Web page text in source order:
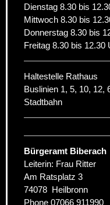
Dienstag 8.30 bis
Mittwoch 8.30 bis
Donnerstag 8.30 bis
Freitag 8.30 bis 12.30
Haltestelle Rathaus
Buslinien 1, 5, 10, 12,
Stadtbahn
Bürgeramt Biberach
Leiterin: Frau Ritter
Am Ratsplatz 3
74078 Heilbronn
Phone 07066 911990